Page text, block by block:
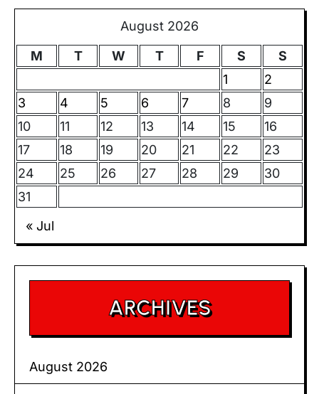
August 2026
M
T W T F S
S
1
2
3
4 5 6 7 8
9
10
11 12 13 14 15
16
17
18 19 20 21 22
23
24
25 26 27 28 29
30
31
« Jul
ARCHIVES
August 2026